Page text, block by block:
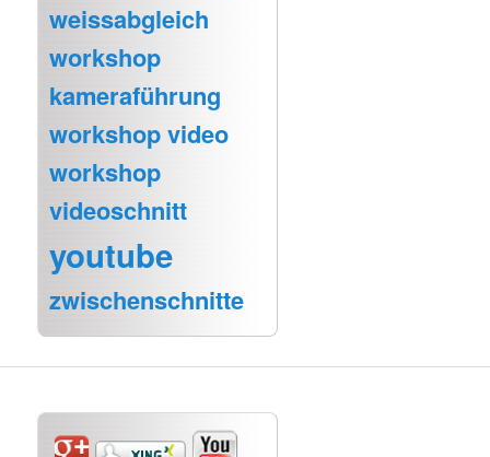
weissabgleich
workshop
kameraführung
workshop video
workshop
videoschnitt
youtube
zwischenschnitte